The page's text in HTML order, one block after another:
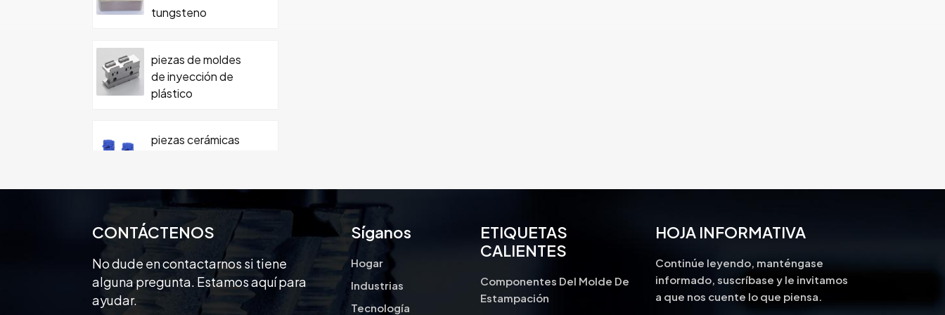
tungsteno
piezas de moldes
de inyección de
plástico
piezas cerámicas
precisión
Pieza de cerámica
de moldeo de
carburo con tornillo
CONTÁCTENOS
No dude en contactarnos si tiene
alguna pregunta. Estamos aquí para
ayudar.
Síganos
Hogar
Industrias
Tecnología
ETIQUETAS
CALIENTES
Componentes Del Molde De
Estampación
HOJA INFORMATIVA
Continúe leyendo, manténgase
informado, suscríbase y le invitamos
a que nos cuente lo que piensa.